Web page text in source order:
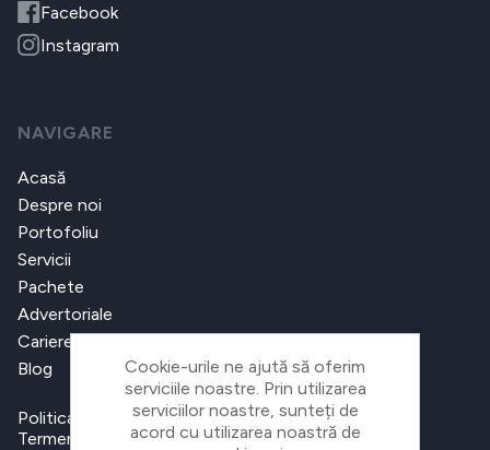
Facebook
Instagram
NAVIGARE
Acasă
Despre noi
Portofoliu
Servicii
Pachete
Advertoriale
Cariere
Blog
Politica de confidențialitate
Termeni și condiții
Cookie-urile ne ajută să oferim
serviciile noastre. Prin utilizarea
serviciilor noastre, sunteți de
acord cu utilizarea noastră de